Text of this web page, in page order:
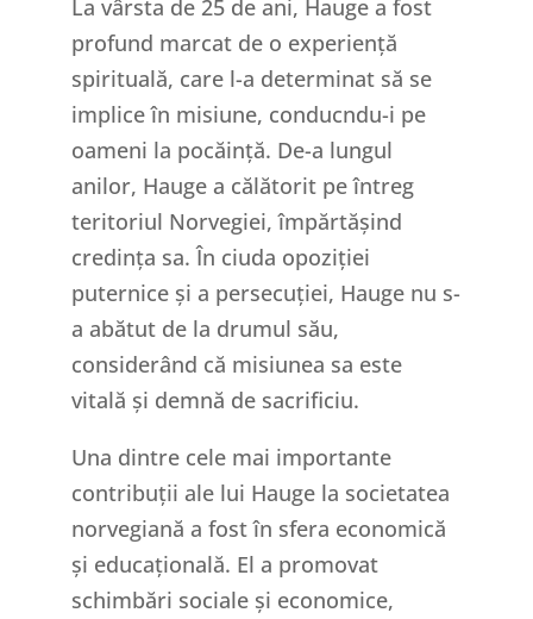
La vârsta de 25 de ani, Hauge a fost
profund marcat de o experiență
spirituală, care l-a determinat să se
implice în misiune, conducndu-i pe
oameni la pocăință. De-a lungul
anilor, Hauge a călătorit pe întreg
teritoriul Norvegiei, împărtășind
credința sa. În ciuda opoziției
puternice și a persecuției, Hauge nu s-
a abătut de la drumul său,
considerând că misiunea sa este
vitală și demnă de sacrificiu.
Una dintre cele mai importante
contribuții ale lui Hauge la societatea
norvegiană a fost în sfera economică
și educațională. El a promovat
schimbări sociale și economice,